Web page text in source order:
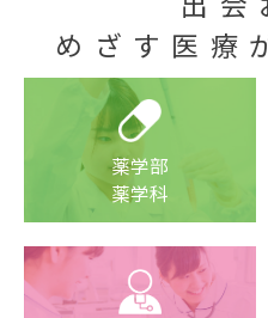
めざす医療
薬学部
薬学科